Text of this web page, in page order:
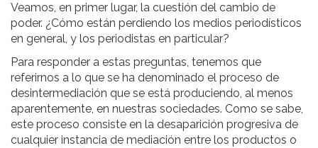
Veamos, en primer lugar, la cuestión del cambio de
poder. ¿Cómo están perdiendo los medios periodísticos
en general, y los periodistas en particular?
Para responder a estas preguntas, tenemos que
referirnos a lo que se ha denominado el proceso de
desintermediación que se está produciendo, al menos
aparentemente, en nuestras sociedades. Como se sabe,
este proceso consiste en la desaparición progresiva de
cualquier instancia de mediación entre los productos o